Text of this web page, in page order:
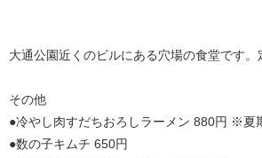
大通公園近くのビルにある穴場の食堂です
その他
●冷やし肉すだちおろしラーメン 880円 ※夏
●数の子キムチ 650円